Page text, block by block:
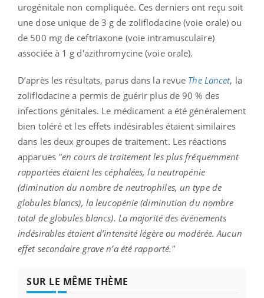
urogénitale non compliquée. Ces derniers ont reçu soit
une dose unique de 3 g de zoliflodacine (voie orale) ou
de 500 mg de ceftriaxone (voie intramusculaire)
associée à 1 g d'azithromycine (voie orale).
D’après les résultats, parus dans la revue The Lancet, la
zoliflodacine a permis de guérir plus de 90 % des
infections génitales. Le médicament a été généralement
bien toléré et les effets indésirables étaient similaires
dans les deux groupes de traitement. Les réactions
apparues "en cours de traitement les plus fréquemment
rapportées étaient les céphalées, la neutropénie
(diminution du nombre de neutrophiles, un type de
globules blancs), la leucopénie (diminution du nombre
total de globules blancs). La majorité des événements
indésirables étaient d’intensité légère ou modérée. Aucun
effet secondaire grave n’a été rapporté."
SUR LE MÊME THÈME